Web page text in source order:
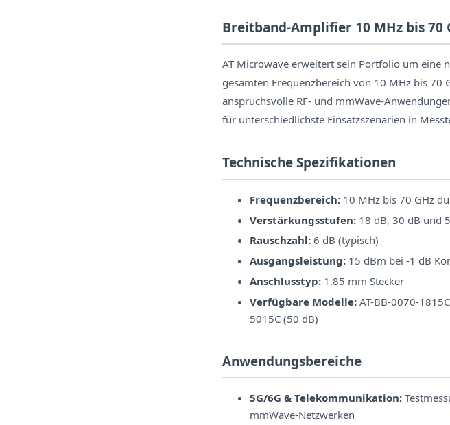
Breitband-Amplifier 10 MHz bis 70
AT Microwave erweitert sein Portfolio um eine
gesamten Frequenzbereich von 10 MHz bis
anspruchsvolle RF- und mmWave-
für unterschiedlichste Einsatzszenarien in
Technische Spezifikationen
Frequenzbereich: 10 MHz bis 70 GHz
Verstärkungsstufen: 18 dB, 30 dB und
Rauschzahl: 6 dB (typisch)
Ausgangsleistung: 15 dBm bei -1 dB
Anschlusstyp: 1.85 mm Stecker
Verfügbare Modelle: AT-BB-0070-
5015C (50 dB)
Anwendungsbereiche
5G/6G & Telekommunikation:
mmWave-Netzwerken